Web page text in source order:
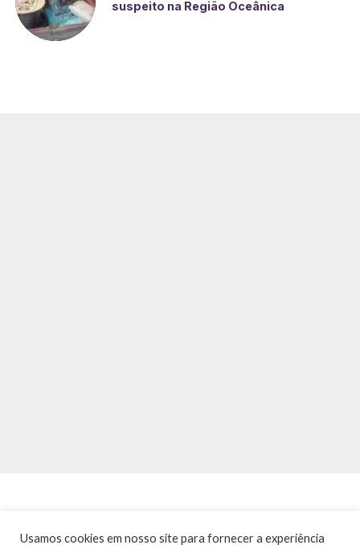
suspeito na Região Oceânica
Usamos cookies em nosso site para fornecer a experiência